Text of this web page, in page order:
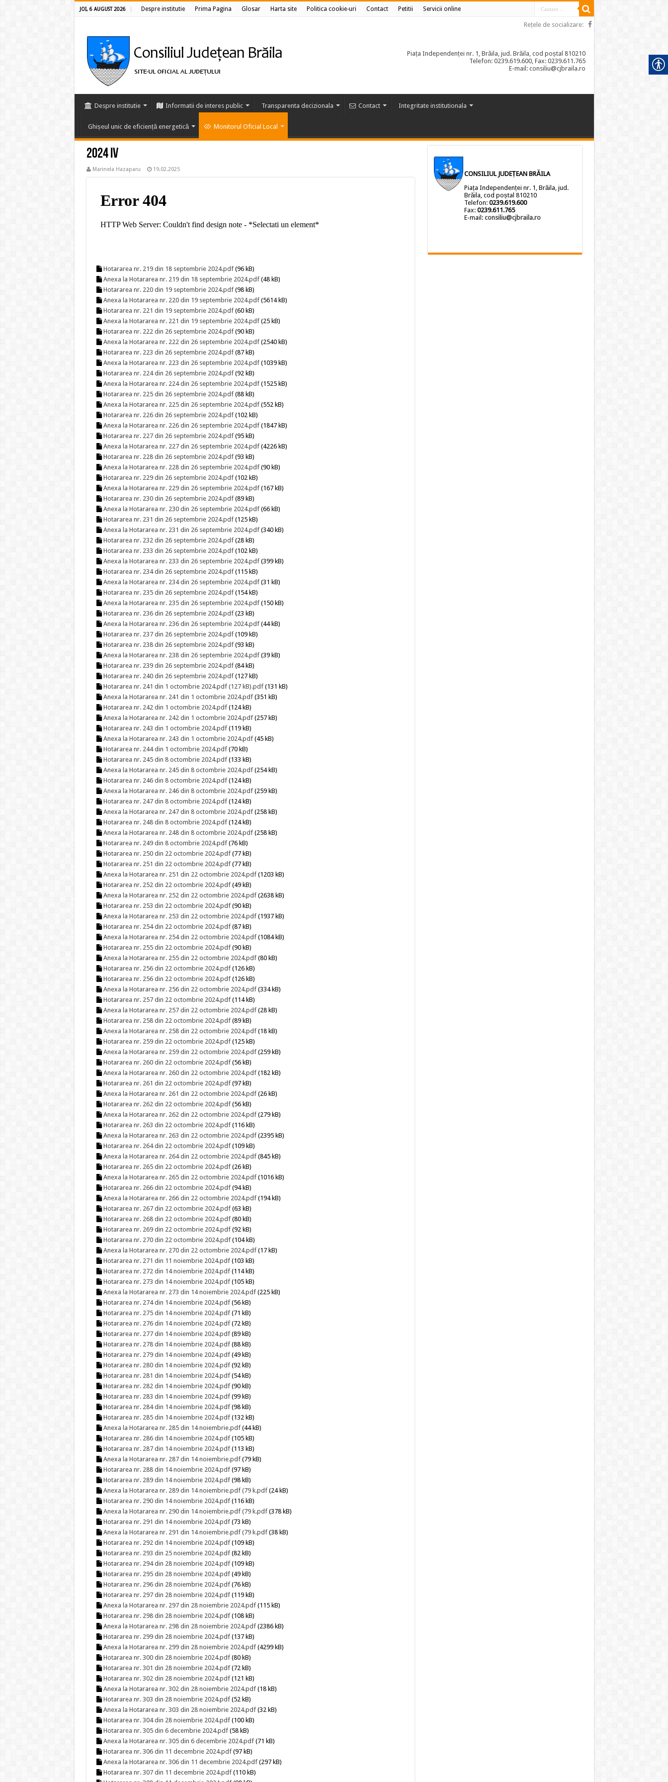
JOI, 6 AUGUST 2026 Despre institutie Prima Pagina Glosar Harta site Politica cookie-uri Contact Petitii Servicii online
Rețele de socializare:
Piața Independenței nr. 1, Brăila, jud. Brăila, cod poștal 810210
Telefon: 0239.619.600, Fax: 0239.611.765
E-mail: consiliu@cjbraila.ro
Despre institutie Informatii de interes public Transparenta decizionala Contact Integritate institutionala
Ghișeul unic de eficiență energetică Monitorul Oficial Local
2024 IV
Marinela Hazaparu 19.02.2025
Hotararea nr. 219 din 18 septembrie 2024.pdf(96 kB)
Anexa la Hotararea nr. 219 din 18 septembrie 2024.pdf(48 kB)
Hotararea nr. 220 din 19 septembrie 2024.pdf(98 kB)
Anexa la Hotararea nr. 220 din 19 septembrie 2024.pdf(5614 kB)
Hotararea nr. 221 din 19 septembrie 2024.pdf(60 kB)
Anexa la Hotararea nr. 221 din 19 septembrie 2024.pdf(25 kB)
Hotararea nr. 222 din 26 septembrie 2024.pdf(90 kB)
Anexa la Hotararea nr. 222 din 26 septembrie 2024.pdf(2540 kB)
Hotararea nr. 223 din 26 septembrie 2024.pdf(87 kB)
Anexa la Hotararea nr. 223 din 26 septembrie 2024.pdf(1039 kB)
Hotararea nr. 224 din 26 septembrie 2024.pdf(92 kB)
Anexa la Hotararea nr. 224 din 26 septembrie 2024.pdf(1525 kB)
Hotararea nr. 225 din 26 septembrie 2024.pdf(88 kB)
Anexa la Hotararea nr. 225 din 26 septembrie 2024.pdf(552 kB)
Hotararea nr. 226 din 26 septembrie 2024.pdf(102 kB)
Anexa la Hotararea nr. 226 din 26 septembrie 2024.pdf(1847 kB)
Hotararea nr. 227 din 26 septembrie 2024.pdf(95 kB)
Anexa la Hotararea nr. 227 din 26 septembrie 2024.pdf(4226 kB)
Hotararea nr. 228 din 26 septembrie 2024.pdf(93 kB)
Anexa la Hotararea nr. 228 din 26 septembrie 2024.pdf(90 kB)
Hotararea nr. 229 din 26 septembrie 2024.pdf(102 kB)
Anexa la Hotararea nr. 229 din 26 septembrie 2024.pdf(167 kB)
Hotararea nr. 230 din 26 septembrie 2024.pdf(89 kB)
Anexa la Hotararea nr. 230 din 26 septembrie 2024.pdf(66 kB)
Hotararea nr. 231 din 26 septembrie 2024.pdf(125 kB)
Anexa la Hotararea nr. 231 din 26 septembrie 2024.pdf(340 kB)
Hotararea nr. 232 din 26 septembrie 2024.pdf(28 kB)
Hotararea nr. 233 din 26 septembrie 2024.pdf(102 kB)
Anexa la Hotararea nr. 233 din 26 septembrie 2024.pdf(399 kB)
Hotararea nr. 234 din 26 septembrie 2024.pdf(115 kB)
Anexa la Hotararea nr. 234 din 26 septembrie 2024.pdf(31 kB)
Hotararea nr. 235 din 26 septembrie 2024.pdf(154 kB)
Anexa la Hotararea nr. 235 din 26 septembrie 2024.pdf(150 kB)
Hotararea nr. 236 din 26 septembrie 2024.pdf(23 kB)
Anexa la Hotararea nr. 236 din 26 septembrie 2024.pdf(44 kB)
Hotararea nr. 237 din 26 septembrie 2024.pdf(109 kB)
Hotararea nr. 238 din 26 septembrie 2024.pdf(93 kB)
Anexa la Hotararea nr. 238 din 26 septembrie 2024.pdf(39 kB)
Hotararea nr. 239 din 26 septembrie 2024.pdf(84 kB)
Hotararea nr. 240 din 26 septembrie 2024.pdf(127 kB)
Hotararea nr. 241 din 1 octombrie 2024.pdf (127 kB).pdf(131 kB)
Anexa la Hotararea nr. 241 din 1 octombrie 2024.pdf(351 kB)
Hotararea nr. 242 din 1 octombrie 2024.pdf(124 kB)
Anexa la Hotararea nr. 242 din 1 octombrie 2024.pdf(257 kB)
Hotararea nr. 243 din 1 octombrie 2024.pdf(119 kB)
Anexa la Hotararea nr. 243 din 1 octombrie 2024.pdf(45 kB)
Hotararea nr. 244 din 1 octombrie 2024.pdf(70 kB)
Hotararea nr. 245 din 8 octombrie 2024.pdf(133 kB)
Anexa la Hotararea nr. 245 din 8 octombrie 2024.pdf(254 kB)
Hotararea nr. 246 din 8 octombrie 2024.pdf(124 kB)
Anexa la Hotararea nr. 246 din 8 octombrie 2024.pdf(259 kB)
Hotararea nr. 247 din 8 octombrie 2024.pdf(124 kB)
Anexa la Hotararea nr. 247 din 8 octombrie 2024.pdf(258 kB)
Hotararea nr. 248 din 8 octombrie 2024.pdf(124 kB)
Anexa la Hotararea nr. 248 din 8 octombrie 2024.pdf(258 kB)
Hotararea nr. 249 din 8 octombrie 2024.pdf(76 kB)
Hotararea nr. 250 din 22 octombrie 2024.pdf(77 kB)
Hotararea nr. 251 din 22 octombrie 2024.pdf(77 kB)
Anexa la Hotararea nr. 251 din 22 octombrie 2024.pdf(1203 kB)
Hotararea nr. 252 din 22 octombrie 2024.pdf(49 kB)
Anexa la Hotararea nr. 252 din 22 octombrie 2024.pdf(2638 kB)
Hotararea nr. 253 din 22 octombrie 2024.pdf(90 kB)
Anexa la Hotararea nr. 253 din 22 octombrie 2024.pdf(1937 kB)
Hotararea nr. 254 din 22 octombrie 2024.pdf(87 kB)
Anexa la Hotararea nr. 254 din 22 octombrie 2024.pdf(1084 kB)
Hotararea nr. 255 din 22 octombrie 2024.pdf(90 kB)
Anexa la Hotararea nr. 255 din 22 octombrie 2024.pdf(80 kB)
Hotararea nr. 256 din 22 octombrie 2024.pdf(126 kB)
Hotararea nr. 256 din 22 octombrie 2024.pdf(126 kB)
Anexa la Hotararea nr. 256 din 22 octombrie 2024.pdf(334 kB)
Hotararea nr. 257 din 22 octombrie 2024.pdf(114 kB)
Anexa la Hotararea nr. 257 din 22 octombrie 2024.pdf(28 kB)
Hotararea nr. 258 din 22 octombrie 2024.pdf(89 kB)
Anexa la Hotararea nr. 258 din 22 octombrie 2024.pdf(18 kB)
Hotararea nr. 259 din 22 octombrie 2024.pdf(125 kB)
Anexa la Hotararea nr. 259 din 22 octombrie 2024.pdf(259 kB)
Hotararea nr. 260 din 22 octombrie 2024.pdf(56 kB)
Anexa la Hotararea nr. 260 din 22 octombrie 2024.pdf(182 kB)
Hotararea nr. 261 din 22 octombrie 2024.pdf(97 kB)
Anexa la Hotararea nr. 261 din 22 octombrie 2024.pdf(26 kB)
Hotararea nr. 262 din 22 octombrie 2024.pdf(56 kB)
Anexa la Hotararea nr. 262 din 22 octombrie 2024.pdf(279 kB)
Hotararea nr. 263 din 22 octombrie 2024.pdf(116 kB)
Anexa la Hotararea nr. 263 din 22 octombrie 2024.pdf(2395 kB)
Hotararea nr. 264 din 22 octombrie 2024.pdf(109 kB)
Anexa la Hotararea nr. 264 din 22 octombrie 2024.pdf(845 kB)
Hotararea nr. 265 din 22 octombrie 2024.pdf(26 kB)
Anexa la Hotararea nr. 265 din 22 octombrie 2024.pdf(1016 kB)
Hotararea nr. 266 din 22 octombrie 2024.pdf(94 kB)
Anexa la Hotararea nr. 266 din 22 octombrie 2024.pdf(194 kB)
Hotararea nr. 267 din 22 octombrie 2024.pdf(63 kB)
Hotararea nr. 268 din 22 octombrie 2024.pdf(80 kB)
Hotararea nr. 269 din 22 octombrie 2024.pdf(92 kB)
Hotararea nr. 270 din 22 octombrie 2024.pdf(104 kB)
Anexa la Hotararea nr. 270 din 22 octombrie 2024.pdf(17 kB)
Hotararea nr. 271 din 11 noiembrie 2024.pdf(103 kB)
Hotararea nr. 272 din 14 noiembrie 2024.pdf(114 kB)
Hotararea nr. 273 din 14 noiembrie 2024.pdf(105 kB)
Anexa la Hotararea nr. 273 din 14 noiembrie 2024.pdf(225 kB)
Hotararea nr. 274 din 14 noiembrie 2024.pdf(56 kB)
Hotararea nr. 275 din 14 noiembrie 2024.pdf(71 kB)
Hotararea nr. 276 din 14 noiembrie 2024.pdf(72 kB)
Hotararea nr. 277 din 14 noiembrie 2024.pdf(89 kB)
Hotararea nr. 278 din 14 noiembrie 2024.pdf(88 kB)
Hotararea nr. 279 din 14 noiembrie 2024.pdf(49 kB)
Hotararea nr. 280 din 14 noiembrie 2024.pdf(92 kB)
Hotararea nr. 281 din 14 noiembrie 2024.pdf(54 kB)
Hotararea nr. 282 din 14 noiembrie 2024.pdf(90 kB)
Hotararea nr. 283 din 14 noiembrie 2024.pdf(99 kB)
Hotararea nr. 284 din 14 noiembrie 2024.pdf(98 kB)
Hotararea nr. 285 din 14 noiembrie 2024.pdf(132 kB)
Anexa la Hotararea nr. 285 din 14 noiembrie.pdf(44 kB)
Hotararea nr. 286 din 14 noiembrie 2024.pdf(105 kB)
Hotararea nr. 287 din 14 noiembrie 2024.pdf(113 kB)
Anexa la Hotararea nr. 287 din 14 noiembrie.pdf(79 kB)
Hotararea nr. 288 din 14 noiembrie 2024.pdf(97 kB)
Hotararea nr. 289 din 14 noiembrie 2024.pdf(98 kB)
Anexa la Hotararea nr. 289 din 14 noiembrie.pdf (79 k.pdf(24 kB)
Hotararea nr. 290 din 14 noiembrie 2024.pdf(116 kB)
Anexa la Hotararea nr. 290 din 14 noiembrie.pdf (79 k.pdf(378 kB)
Hotararea nr. 291 din 14 noiembrie 2024.pdf(73 kB)
Anexa la Hotararea nr. 291 din 14 noiembrie.pdf (79 k.pdf(38 kB)
Hotararea nr. 292 din 14 noiembrie 2024.pdf(109 kB)
Hotararea nr. 293 din 25 noiembrie 2024.pdf(82 kB)
Hotararea nr. 294 din 28 noiembrie 2024.pdf(109 kB)
Hotararea nr. 295 din 28 noiembrie 2024.pdf(49 kB)
Hotararea nr. 296 din 28 noiembrie 2024.pdf(76 kB)
Hotararea nr. 297 din 28 noiembrie 2024.pdf(119 kB)
Anexa la Hotararea nr. 297 din 28 noiembrie 2024.pdf(115 kB)
Hotararea nr. 298 din 28 noiembrie 2024.pdf(108 kB)
Anexa la Hotararea nr. 298 din 28 noiembrie 2024.pdf(2386 kB)
Hotararea nr. 299 din 28 noiembrie 2024.pdf(137 kB)
Anexa la Hotararea nr. 299 din 28 noiembrie 2024.pdf(4299 kB)
Hotararea nr. 300 din 28 noiembrie 2024.pdf(80 kB)
Hotararea nr. 301 din 28 noiembrie 2024.pdf(72 kB)
Hotararea nr. 302 din 28 noiembrie 2024.pdf(121 kB)
Anexa la Hotararea nr. 302 din 28 noiembrie 2024.pdf(18 kB)
Hotararea nr. 303 din 28 noiembrie 2024.pdf(52 kB)
Anexa la Hotararea nr. 303 din 28 noiembrie 2024.pdf(32 kB)
Hotararea nr. 304 din 28 noiembrie 2024.pdf(100 kB)
Hotararea nr. 305 din 6 decembrie 2024.pdf(58 kB)
Anexa la Hotararea nr. 305 din 6 decembrie 2024.pdf(71 kB)
Hotararea nr. 306 din 11 decembrie 2024.pdf(97 kB)
Anexa la Hotararea nr. 306 din 11 decembrie 2024.pdf(297 kB)
Hotararea nr. 307 din 11 decembrie 2024.pdf(110 kB)
CONSILIUL JUDEȚEAN BRĂILA
Piața Independenței nr. 1, Brăila, jud.
Brăila, cod poștal 810210
Telefon: 0239.619.600
Fax: 0239.611.765
E-mail: consiliu@cjbraila.ro